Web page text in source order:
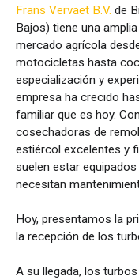
Frans Vervaet B.V. de
Bajos) tiene una
mercado agrícola
motocicletas hasta
especialización y
empresa ha crecido
familiar que es hoy.
cosechadoras de
estiércol excelentes y
suelen estar
necesitan
Hoy, presentamos la
la recepción de los
A su llegada, los